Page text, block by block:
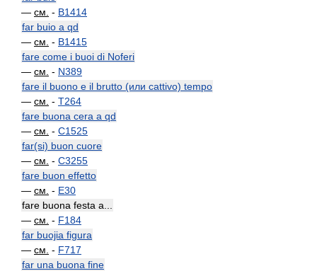
— см. - B1414
far buio a qd
— см. - B1415
fare come i buoi di Noferi
— см. - N389
fare il buono e il brutto (или cattivo) tempo
— см. - T264
fare buona cera a qd
— см. - C1525
far(si) buon cuore
— см. - C3255
fare buon effetto
— см. - E30
fare buona festa a...
— см. - F184
far buojia figura
— см. - F717
far una buona fine